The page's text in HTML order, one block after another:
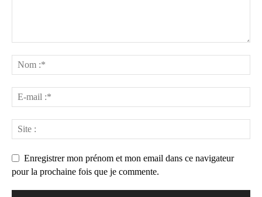
Enregistrer mon prénom et mon email dans ce navigateur
pour la prochaine fois que je commente.